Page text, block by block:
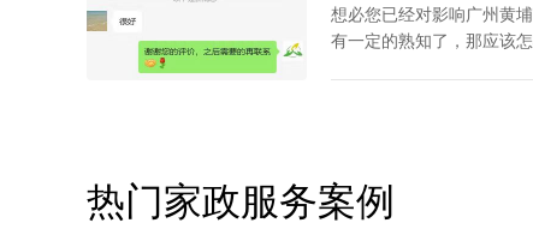
想必您已经对影响广州黄
有一定的熟知了，那应该
热门家政服务案例